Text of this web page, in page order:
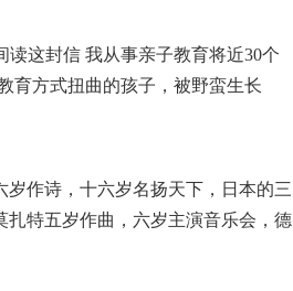
这封信 我从事亲子教育将近30个
育方式扭曲的孩子，被野蛮生长
作诗，十六岁名扬天下，日本的三
特五岁作曲，六岁主演音乐会，德